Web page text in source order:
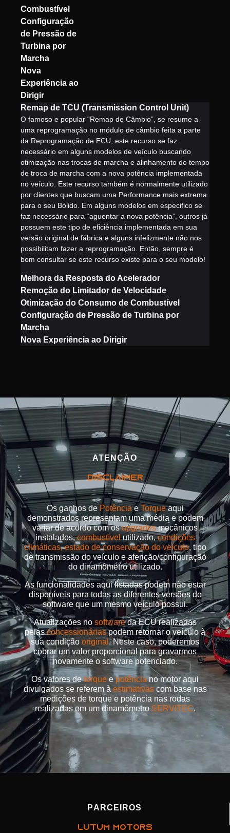
Combustível
Configuração
de Pressão de
Turbina por
Marcha
Nova
Experiência ao
Dirigir
Remap de TCU (Transmission Control Unit)
O famoso e popular “Remap de Câmbio”, se resume a
uma reprogramação no módulo de câmbio feita a parte
da Reprogramação de ECU, este recurso se faz
necessário em alguns modelos de veículo buscando
otimização nas trocas de marcha e alinhamento do tempo
de troca de marcha com a nova potência implementada
no veículo. Este recurso também é normalmente utilizado
por clientes que buscam uma Performance mais extrema
para o seu Bólido. Em alguns modelos em especifico se
faz necessário para “aguentar a nova potência”, outros já
possuem este tipo de eficiência implementada em sua
versão original de fábrica e alguns infelizmente não nos
possibilitam fazer a reprogramação. Então, sempre é
bom consultar se este recurso existe para o seu modelo!
Melhora da Resposta do Acelerador
Remoção do Limitador de Velocidade
Otimização do Consumo de Combustível
Configuração de Pressão de Turbina por
Marcha
Nova Experiência ao Dirigir
ATENÇÃO
DISCLAIMER
Os ganhos de Potênciae Torqueaqui
demonstrados representam uma média e podem
variar de acordo com osupgradesmecânicos
instalados,combustívelutilizado,condições
climáticas, estado de conservação do veículo, tipo
de transmissão do veículo e aferição/configuração
do dinamômetro utilizado.
As funcionalidades aqui listadas podem não estar
disponíveis para todas as diferentes versões de
software que um mesmo veículo possui.
Atualizações no softwareda ECU realizadas
pelasconcessionáriaspodem retornar o veículo à
sua condição original . Neste caso, poderemos
cobrar um valor proporcional para gravarmos
novamente o software potenciado.
Os valores detorque epotênciano motor aqui
divulgados se referem àestimativascom base nas
medições de torque e potência nas rodas
realizadas em um dinamômetro SERVITEC.
PARCEIROS
LUTUM MOTORS